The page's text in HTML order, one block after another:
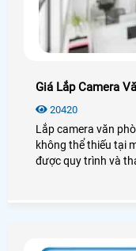
Giá Lắp Camera
20420
Lắp camera văn
không thể thiếu tại
được quy trình và